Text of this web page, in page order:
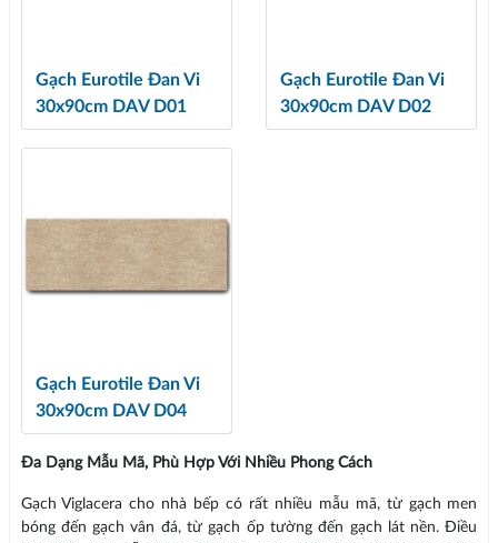
Gạch Eurotile Đan Vi
30x90cm DAV D01
Gạch Eurotile Đan Vi
30x90cm DAV D02
Gạch Eurotile Đan Vi
30x90cm DAV D04
Đa Dạng Mẫu Mã, Phù Hợp Với Nhiều Phong Cách
Gạch Viglacera cho nhà bếp có rất nhiều mẫu mã, từ gạch men
bóng đến gạch vân đá, từ gạch ốp tường đến gạch lát nền. Điều